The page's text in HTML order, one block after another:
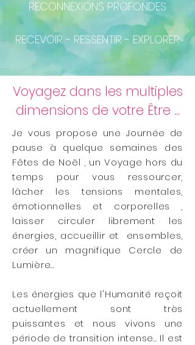
RECONNEXIONS PROFONDES
RECEVOIR - RESSENTIR - EXPLORER
Voyagez dans les multiples
dimensions de votre Être ...
Je vous propose une Journée de
pause à quelque semaines des
Fêtes de Noël , un Voyage hors du
temps pour vous ressourcer,
lâcher les tensions mentales,
émotionnelles et corporelles ,
laisser circuler librement les
énergies, accueillir et ensembles,
créer un magnifique Cercle de
Lumière...
Les énergies que l'Humanité reçoit
actuellement sont très
puissantes et nous vivons une
période de transition intense... Il est